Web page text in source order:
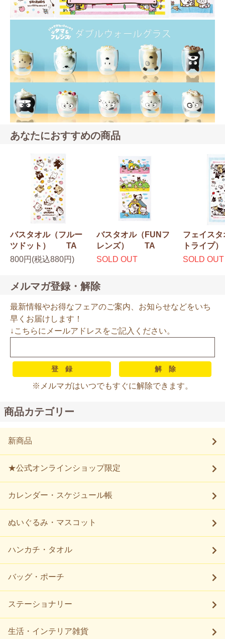
あなたにおすすめの商品
バスタオル（フルー
ツドット） TA
800円(税込880円)
バスタオル（FUNフ
レンズ） TA
SOLD OUT
フェイス
トライ
SOLD OUT
メルマガ登録・解除
最新情報やお得なフェアのご案内、お知らせなどをいち
早くお届けします！
↓こちらにメールアドレスをご記入ください。
※メルマガはいつでもすぐに解除できます。
商品カテゴリー
新商品
★公式オンラインショップ限定
カレンダー・スケジュール帳
ぬいぐるみ・マスコット
ハンカチ・タオル
バッグ・ポーチ
ステーショナリー
生活・インテリア雑貨